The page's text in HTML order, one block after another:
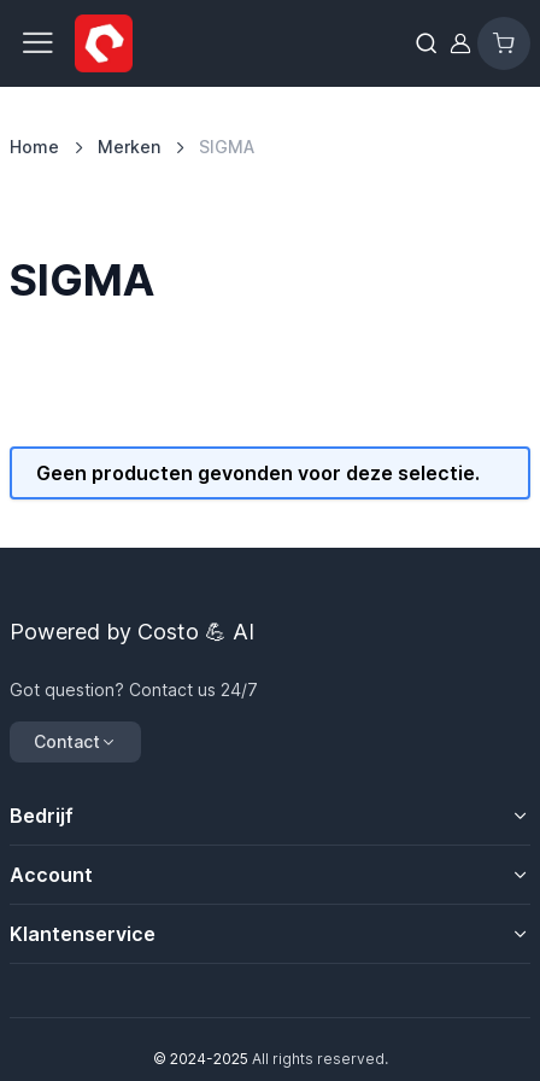
Ga naar de inhoud
Home Merken SIGMA
SIGMA
Geen producten gevonden voor deze selectie.
Powered by Costo 💪 AI
Got question? Contact us 24/7
Contact
Bedrijf
Account
Klantenservice
© 2024-2025 All rights reserved.